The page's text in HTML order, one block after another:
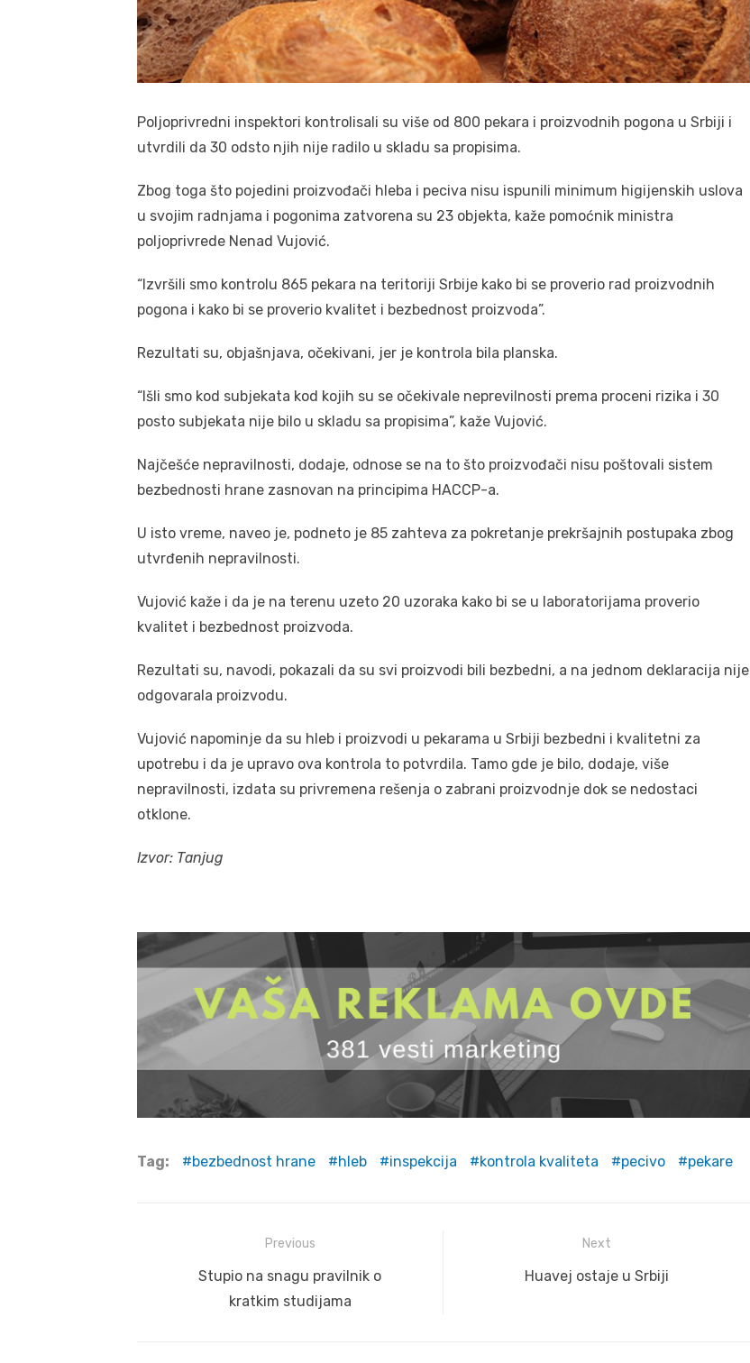
Poljoprivredni inspektori kontrolisali su više od 800 pekara i proizvodnih pogona u Srbiji i
utvrdili da 30 odsto njih nije radilo u skladu sa propisima.
Zbog toga što pojedini proizvođači hleba i peciva nisu ispunili minimum higijenskih uslova
u svojim radnjama i pogonima zatvorena su 23 objekta, kaže pomoćnik ministra
poljoprivrede Nenad Vujović.
“Izvršili smo kontrolu 865 pekara na teritoriji Srbije kako bi se proverio rad proizvodnih
pogona i kako bi se proverio kvalitet i bezbednost proizvoda”.
Rezultati su, objašnjava, očekivani, jer je kontrola bila planska.
“Išli smo kod subjekata kod kojih su se očekivale neprevilnosti prema proceni rizika i 30
posto subjekata nije bilo u skladu sa propisima”, kaže Vujović.
Najčešće nepravilnosti, dodaje, odnose se na to što proizvođači nisu poštovali sistem
bezbednosti hrane zasnovan na principima HACCP-a.
U isto vreme, naveo je, podneto je 85 zahteva za pokretanje prekršajnih postupaka zbog
utvrđenih nepravilnosti.
Vujović kaže i da je na terenu uzeto 20 uzoraka kako bi se u laboratorijama proverio
kvalitet i bezbednost proizvoda.
Rezultati su, navodi, pokazali da su svi proizvodi bili bezbedni, a na jednom deklaracija nije
odgovarala proizvodu.
Vujović napominje da su hleb i proizvodi u pekarama u Srbiji bezbedni i kvalitetni za
upotrebu i da je upravo ova kontrola to potvrdila. Tamo gde je bilo, dodaje, više
nepravilnosti, izdata su privremena rešenja o zabrani proizvodnje dok se nedostaci
otklone.
Izvor: Tanjug
Tag: bezbednost hrane hleb inspekcija kontrola kvaliteta pecivo pekare
navigation
Previous
Previous
Stupio na snagu pravilnik o
kratkim studijama
Next
Next
Huavej ostaje u Srbiji